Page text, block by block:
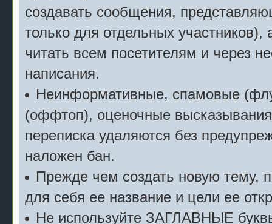
создавать сообщения,
только для отдельных
читать всем посетителям и через
написания.
Неинформативные, спамовые
(оффтоп), оценочные
переписка удаляются без
наложен бан.
Прежде чем создать новую тему,
для себя ее название и цели ее
Не используйте ЗАГЛАВНЫЕ